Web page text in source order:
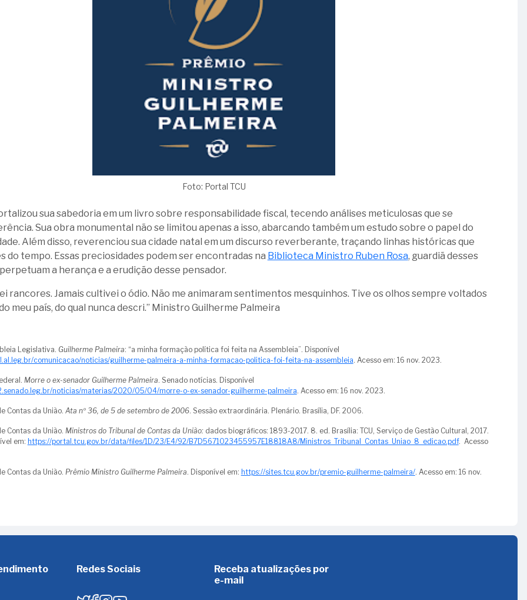
Foto: Portal TCU
sua sabedoria em um livro sobre responsabilidade fiscal, tecendo análises meticulosas que se
Sua obra monumental não se limitou apenas a isso, abarcando também um estudo sobre o papel do
Além disso, reverenciou sua cidade natal em um discurso reverberante, traçando linhas históricas que
do tempo. Essas preciosidades podem ser encontradas na Biblioteca Ministro Ruben Rosa, guardiã desses
a herança e a erudição desse pensador.
rancores. Jamais cultivei o ódio. Não me animaram sentimentos mesquinhos. Tive os olhos sempre voltados
meu país, do qual nunca descri.” Ministro Guilherme Palmeira
Legislativa. Guilherme Palmeira: “a minha formação política foi feita na Assembleia”. Disponível
comunicacao/noticias/guilherme-palmeira-a-minha-formacao-politica-foi-feita-na-assembleia. Acesso em: 16 nov. 2023.
Morre o ex-senador Guilherme Palmeira. Senado notícias. Disponível
noticias/materias/2020/05/04/morre-o-ex-senador-guilherme-palmeira. Acesso em: 16 nov. 2023.
Contas da União. Ata nº 36, de 5 de setembro de 2006. Sessão extraordinária. Plenário. Brasília, DF. 2006.
Contas da União. Ministros do Tribunal de Contas da União:dados biográficos: 1893-2017. 8. ed. Brasília: TCU, Serviço de Gestão Cultural, 2017.
em: https://portal.tcu.gov.br/data/files/1D/23/E4/92/B7D5671023455957E18818A8/Ministros_Tribunal_Contas_Uniao_8_edicao.pdf. Acesso
Contas da União. Prêmio Ministro Guilherme Palmeira. Disponível em: https://sites.tcu.gov.br/premio-guilherme-palmeira/. Acesso em: 16 nov.
Redes Sociais
Receba atualizações por
e-mail